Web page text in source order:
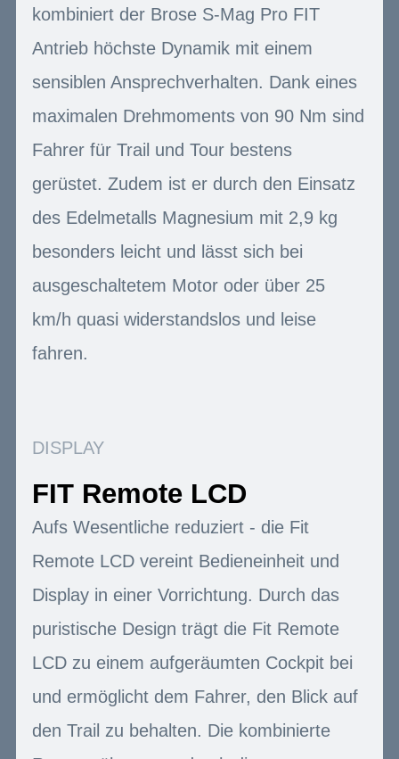
kombiniert der Brose S-Mag Pro FIT
Antrieb höchste Dynamik mit einem
sensiblen Ansprechverhalten. Dank eines
maximalen Drehmoments von 90 Nm sind
Fahrer für Trail und Tour bestens
gerüstet. Zudem ist er durch den Einsatz
des Edelmetalls Magnesium mit 2,9 kg
besonders leicht und lässt sich bei
ausgeschaltetem Motor oder über 25
km/h quasi widerstandslos und leise
fahren.
DISPLAY
FIT Remote LCD
Aufs Wesentliche reduziert - die Fit
Remote LCD vereint Bedieneinheit und
Display in einer Vorrichtung. Durch das
puristische Design trägt die Fit Remote
LCD zu einem aufgeräumten Cockpit bei
und ermöglicht dem Fahrer, den Blick auf
den Trail zu behalten. Die kombinierte